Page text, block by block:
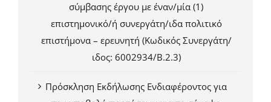
σύμβασης έργου με έναν/μία (1)
επιστημονικό/ή συνεργάτη/ιδα πολιτικό
επιστήμονα – ερευνητή (Κωδικός Συνεργάτη/
ιδος: 6002934/Β.2.3)
Πρόσκληση Εκδήλωσης Ενδιαφέροντος για